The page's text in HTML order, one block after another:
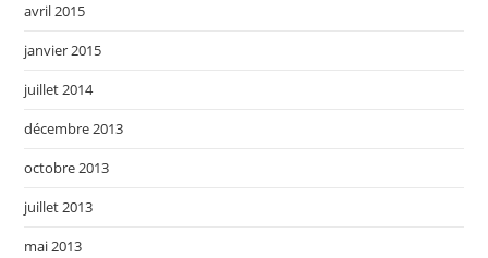
avril 2015
janvier 2015
juillet 2014
décembre 2013
octobre 2013
juillet 2013
mai 2013